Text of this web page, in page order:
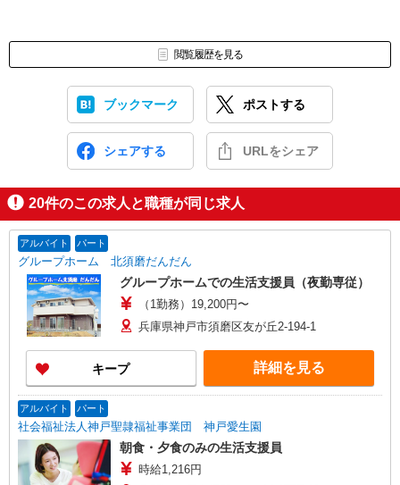
閲覧履歴を見る
ブックマーク ポストする
シェアする URLをシェア
20件のこの求人と職種が同じ求人
アルバイト パート
グループホーム 北須磨だんだん
グループホームでの生活支援員（夜勤専従）
（1勤務）19,200円〜
兵庫県神戸市須磨区友が丘2-194-1
キープ 詳細を見る
アルバイト パート
社会福祉法人神戸聖隷福祉事業団 神戸愛生園
朝食・夕食のみの生活支援員
時給1,216円